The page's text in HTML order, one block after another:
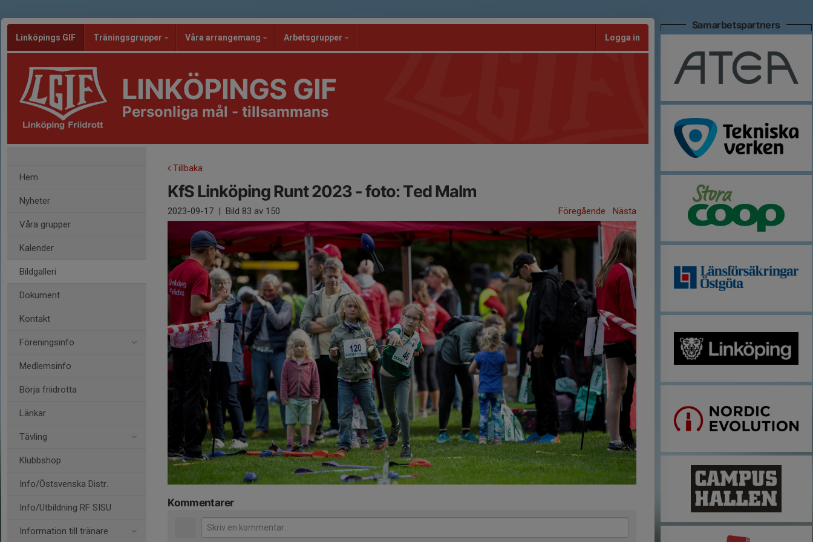
Linköpings GIF Träningsgrupper Våra arrangemang Arbetsgrupper Logga in
LINKÖPINGS GIF
Personliga mål - tillsammans
Hem
Nyheter
Våra grupper
Kalender
Bildgalleri
Dokument
Kontakt
Föreningsinfo
Medlemsinfo
Börja friidrotta
Länkar
Tävling
Klubbshop
Info/Östsvenska Distr.
Info/Utbildning RF SISU
Information till tränare
Tillbaka
KfS Linköping Runt 2023 - foto: Ted Malm
2023-09-17 | Bild 83 av 150 Föregående Nästa
Kommentarer
Samarbetspartners